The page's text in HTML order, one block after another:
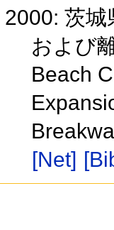
2000: 茨
および
Beach
[Net]